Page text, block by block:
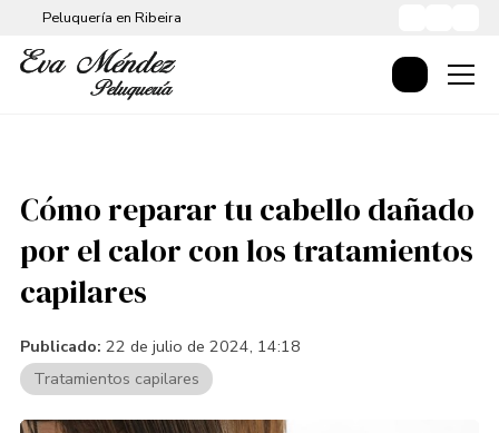
Peluquería en Ribeira
Cómo reparar tu cabello dañado
por el calor con los tratamientos
capilares
Publicado: 22 de julio de 2024, 14:18
Tratamientos capilares